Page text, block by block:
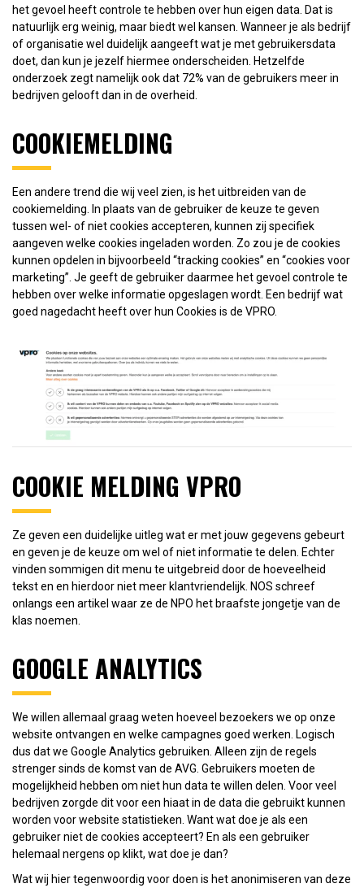
het gevoel heeft controle te hebben over hun eigen data. Dat is
natuurlijk erg weinig, maar biedt wel kansen. Wanneer je als bedrijf
of organisatie wel duidelijk aangeeft wat je met gebruikersdata
doet, dan kun je jezelf hiermee onderscheiden. Hetzelfde
onderzoek zegt namelijk ook dat 72% van de gebruikers meer in
bedrijven gelooft dan in de overheid.
COOKIEMELDING
Een andere trend die wij veel zien, is het uitbreiden van de
cookiemelding. In plaats van de gebruiker de keuze te geven
tussen wel- of niet cookies accepteren, kunnen zij specifiek
aangeven welke cookies ingeladen worden. Zo zou je de cookies
kunnen opdelen in bijvoorbeeld “tracking cookies” en “cookies voor
marketing”. Je geeft de gebruiker daarmee het gevoel controle te
hebben over welke informatie opgeslagen wordt. Een bedrijf wat
goed nagedacht heeft over hun Cookies is de VPRO.
COOKIE MELDING VPRO
Ze geven een duidelijke uitleg wat er met jouw gegevens gebeurt
en geven je de keuze om wel of niet informatie te delen. Echter
vinden sommigen dit menu te uitgebreid door de hoeveelheid
tekst en en hierdoor niet meer klantvriendelijk. NOS schreef
onlangs een artikel waar ze de NPO het braafste jongetje van de
klas noemen.
GOOGLE ANALYTICS
We willen allemaal graag weten hoeveel bezoekers we op onze
website ontvangen en welke campagnes goed werken. Logisch
dus dat we Google Analytics gebruiken. Alleen zijn de regels
strenger sinds de komst van de AVG. Gebruikers moeten de
mogelijkheid hebben om niet hun data te willen delen. Voor veel
bedrijven zorgde dit voor een hiaat in de data die gebruikt kunnen
worden voor website statistieken. Want wat doe je als een
gebruiker niet de cookies accepteert? En als een gebruiker
helemaal nergens op klikt, wat doe je dan?
Wat wij hier tegenwoordig voor doen is het anonimiseren van deze